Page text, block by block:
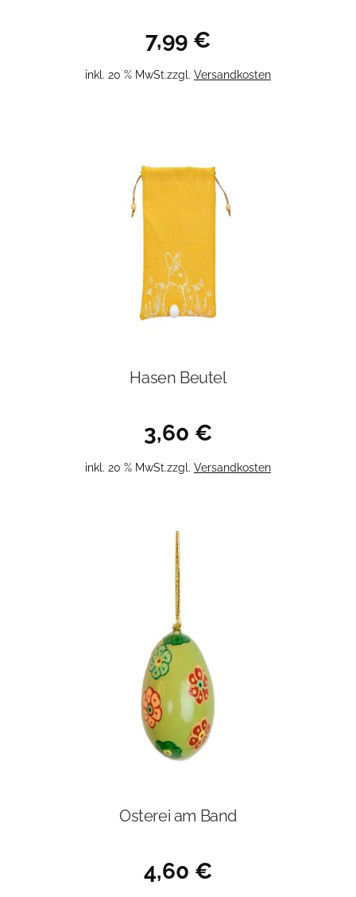
7,99 €
inkl. 20 % MwSt.zzgl. Versandkosten
Hasen Beutel
3,60 €
inkl. 20 % MwSt.zzgl. Versandkosten
Osterei am Band
4,60 €